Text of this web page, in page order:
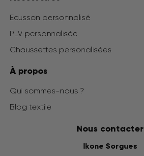
Ecusson personnalisé
PLV personnalisée
Chaussettes personalisées
À propos
Qui sommes-nous ?
Blog textile
Nous contacter
Ikone Sorgues